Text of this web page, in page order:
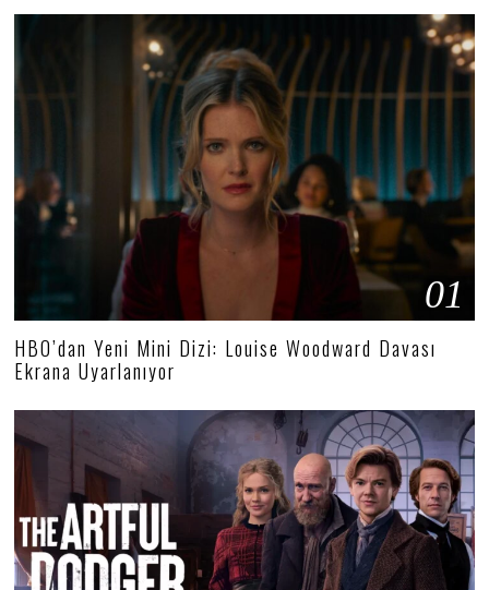
01
HBO’dan Yeni Mini Dizi: Louise Woodward Davası
Ekrana Uyarlanıyor